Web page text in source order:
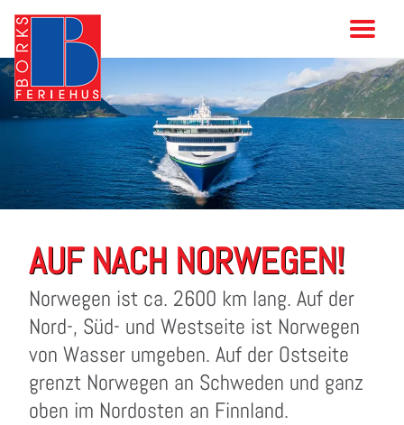
AUF NACH NORWEGEN!
Norwegen ist ca. 2600 km lang. Auf der
Nord-, Süd- und Westseite ist Norwegen
von Wasser umgeben. Auf der Ostseite
grenzt Norwegen an Schweden und ganz
oben im Nordosten an Finnland.